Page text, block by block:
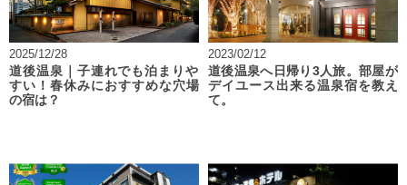
2025/12/28
道後温泉｜子連れでも泊まりや
すい！春休みにおすすめな穴場
の宿は？
2023/02/12
道後温泉へ日帰り3人旅。部屋が
デイユース出来る温泉宿を教え
て。